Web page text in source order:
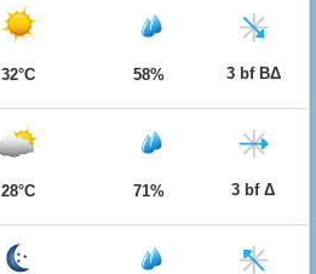
32°C 58% 3 bf ΒΔ
28°C 71% 3 bf Δ